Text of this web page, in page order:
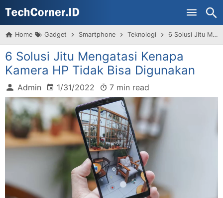
Home Gadget Smartphone Teknologi 6 Solusi Jitu Mengatasi Kenapa Kamera HP Tidak Bisa Digunakan
6 Solusi Jitu Mengatasi Kenapa
Kamera HP Tidak Bisa Digunakan
Admin 1/31/2022 7 min read